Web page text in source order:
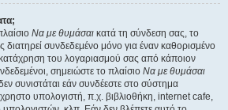
Να με θυμάσαι κατά τη σύνδεση σας, το
συνδεδεμένο μόνο για έναν καθορισμένο
του λογαριασμού σας από κάποιον
σημειώστε το πλαίσιο Να με θυμάσαι
συνιστάται εάν συνδέεστε στο σύστημα
υπολογιστή, π.χ. βιβλιοθήκη, internet cafe,